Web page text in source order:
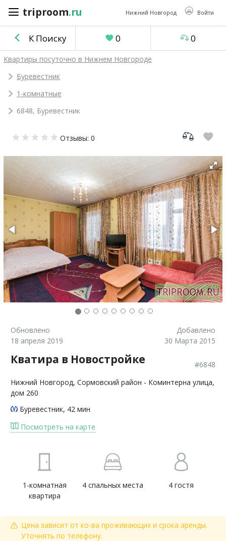
triproom.ru Нижний Новгород Войти
triproom .ru
Российский
Войти / Зарегистрироваться
объявление
К Поиску 0 0
Квартиры посуточно в Нижнем Новгороде
Буревестник
1-комнатные
6848, Буревестник
Отзывы: 0
Обновлено
18 апреля 2019
Добавлено
30 Марта 2015
Кватира в Новостройке
#6848
Нижний Новгород, Сормовский район - Коминтерна улица,
дом 260
Буревестник, 42 мин
Посмотреть на карте
1-комнатная
квартира
4 спальных места 4 гостя
Цена зависит от ко-ва проживающих и срока аренды.
Уточнять по телефону.